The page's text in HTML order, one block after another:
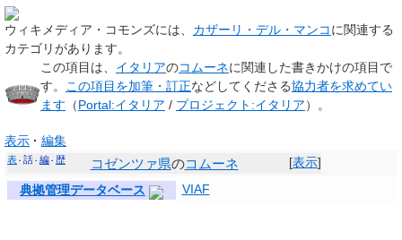
ウィキメディア・コモンズには、 カザーリ・デル・マンコに関連する
カテゴリがあります。
この項目は、 イタリアのコムーネに関連した書きかけの項目 で
す。 この項目を加筆・訂正などしてくださる協力者を求めてい
ます （Portal:イタリア / プロジェクト:イタリア）。
表示
編集
[表示]
表 話 編 歴 コゼンツァ県のコムーネ
典拠管理データベース VIAF